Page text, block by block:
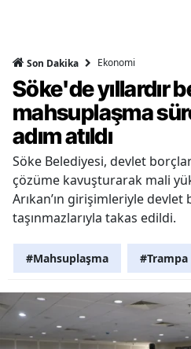
Son Dakika Ekonomi
Söke'de yıllardır
mahsuplaşma
adım atıldı
Söke Belediyesi, devlet
çözüme kavuşturarak mali
Arıkan’ın girişimleriyle devlet
taşınmazlarıyla takas edildi.
#Mahsuplaşma #Trampa